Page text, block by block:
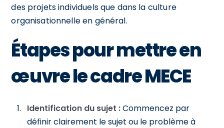
des projets individuels que dans la culture
organisationnelle en général.
Étapes pour mettre en
œuvre le cadre MECE
Identification du sujet :Commencez par
définir clairement le sujet ou le problème à